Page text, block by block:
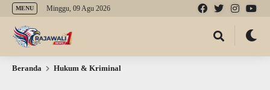
MENU Minggu, 09 Agu 2026
Beranda Hukum & Kriminal